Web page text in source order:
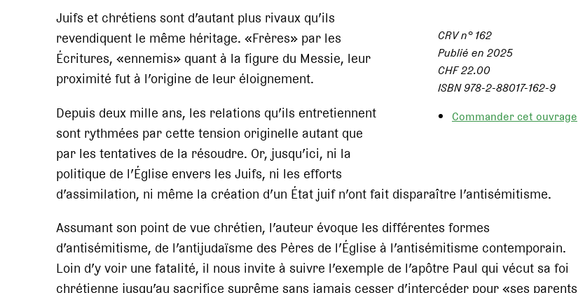
CRV n° 162
Publié en 2025
CHF 22.00
ISBN 978-2-88017-162-9
Commander cet ouvrage
Juifs et chrétiens sont d’autant plus rivaux qu’ils
revendiquent le même héritage. «Frères» par les
Écritures, «ennemis» quant à la figure du Messie, leur
proximité fut à l’origine de leur éloignement.
Depuis deux mille ans, les relations qu’ils entretiennent
sont rythmées par cette tension originelle autant que
par les tentatives de la résoudre. Or, jusqu’ici, ni la
politique de l’Église envers les Juifs, ni les efforts
d’assimilation, ni même la création d’un État juif n’ont fait disparaître l’antisémitisme.
Assumant son point de vue chrétien, l’auteur évoque les différentes formes
d’antisémitisme, de l’antijudaïsme des Pères de l’Église à l’antisémitisme contemporain.
Loin d’y voir une fatalité, il nous invite à suivre l’exemple de l’apôtre Paul qui vécut sa foi
chrétienne jusqu’au sacrifice suprême sans jamais cesser d’intercéder pour «ses parents